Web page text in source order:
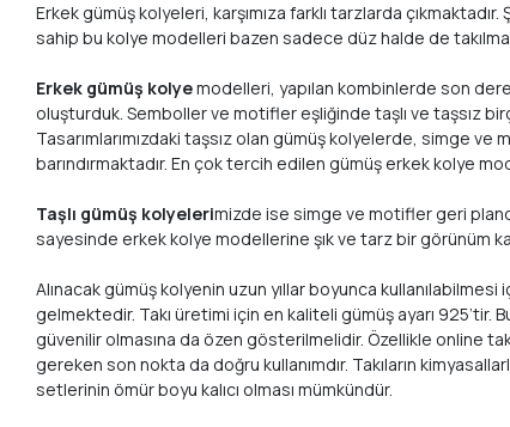
Erkek gümüş kolyeleri, karşımıza farklı tarzlarda
sahip bu kolye modelleri bazen sadece düz halde de
Erkek gümüş kolyemodelleri, yapılan kombinlerde son
oluşturduk. Semboller ve motifler eşliğinde taşlı ve taşsız
Tasarımlarımızdaki taşsız olan gümüş kolyelerde, simge
barındırmaktadır. En çok tercih edilen gümüş erkek kolye
Taşlı gümüş kolyelerimizde ise simge ve motifler geri
sayesinde erkek kolye modellerine şık ve tarz bir görünüm
Alınacak gümüş kolyenin uzun yıllar boyunca
gelmektedir. Takı üretimi için en kaliteli gümüş ayarı
güvenilir olmasına da özen gösterilmelidir. Özellikle online
gereken son nokta da doğru kullanımdır. Takıların
setlerinin ömür boyu kalıcı olması mümkündür.